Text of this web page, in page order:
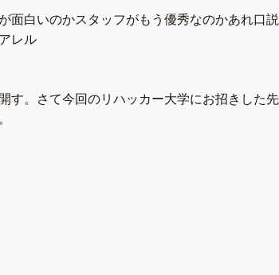
面白いのかスタッフがもう優秀なのかあれ口説
レル
す。さて今回のリハッカー大学にお招きした先